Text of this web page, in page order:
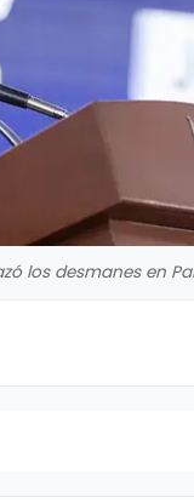
los desmanes en